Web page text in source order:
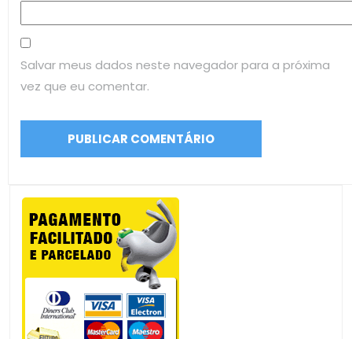
Salvar meus dados neste navegador para a próxima
vez que eu comentar.